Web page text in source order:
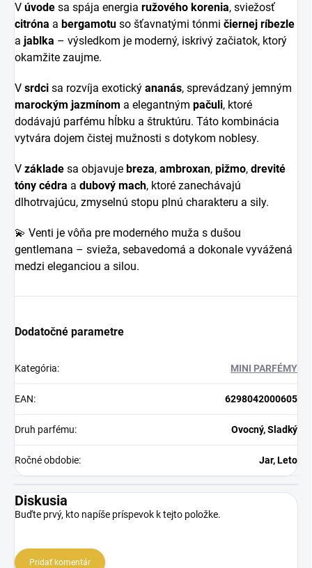
V úvode sa spája energia ružového korenia, sviežosť
citróna a bergamotu so šťavnatými tónmi čiernej ríbezle
a jablka – výsledkom je moderný, iskrivý začiatok, ktorý
okamžite zaujme.
V srdci sa rozvíja exotický ananás, sprevádzaný jemným
marockým jazmínom a elegantným pačuli, ktoré
dodávajú parfému hĺbku a štruktúru. Táto kombinácia
vytvára dojem čistej mužnosti s dotykom noblesy.
V základe sa objavuje breza, ambroxan, pižmo, drevité
tóny cédra a dubový mach, ktoré zanechávajú
dlhotrvajúcu, zmyselnú stopu plnú charakteru a sily.
💫 Venti je vôňa pre moderného muža s dušou
gentlemana – svieža, sebavedomá a dokonale vyvážená
medzi eleganciou a silou.
Dodatočné parametre
Kategória: MINI PARFÉMY
EAN: 6298042000605
Druh parfému: Ovocný, Sladký
Ročné obdobie: Jar, Leto
Diskusia
Buďte prvý, kto napíše príspevok k tejto položke.
Pridať komentár